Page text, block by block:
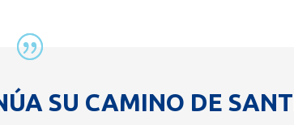
SU CAMINO DE